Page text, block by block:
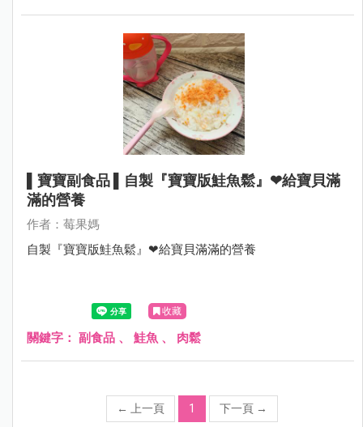
▌寶寶副食品 ▌自製『寶寶版鮭魚鬆』❤給寶貝滿
滿的營養
作者：莓果媽
自製『寶寶版鮭魚鬆』❤給寶貝滿滿的營養
收藏
關鍵字： 副食品 、 鮭魚 、 肉鬆
← 上一頁 1 下一頁 →